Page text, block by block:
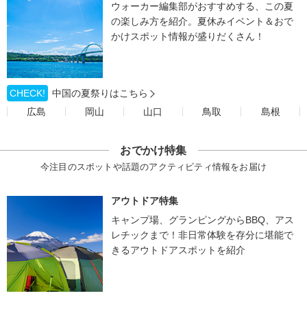
ウォーカー編集部がおすすめする、この夏
の楽しみ方を紹介。夏休みイベント＆おで
かけスポット情報が盛りだくさん！
CHECK!
中国の夏祭りはこちら
広島
岡山 山口 鳥取 島根
おでかけ特集
今注目のスポットや話題のアクティビティ情報をお届け
アウトドア特集
キャンプ場、グランピングからBBQ、アス
レチックまで！非日常体験を存分に堪能で
きるアウトドアスポットを紹介